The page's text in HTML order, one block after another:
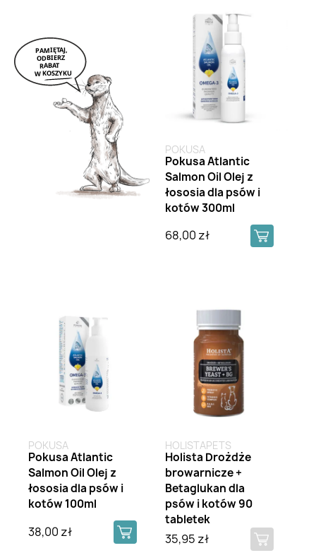
POKUSA
Pokusa Atlantic
Salmon Oil Olej z
łososia dla psów i
kotów 300ml
68,00 zł
POKUSA
Pokusa Atlantic
Salmon Oil Olej z
łososia dla psów i
kotów 100ml
38,00 zł
HOLISTAPETS
Holista Drożdże
browarnicze +
Betaglukan dla
psów i kotów 90
tabletek
35,95 zł